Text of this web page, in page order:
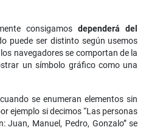
consigamosdependerá del
puede ser distinto según usemos
navegadores se comportan de la
un símbolo gráfico como una
se enumeran elementos sin
ejemplo si decimos “Las personas
Juan, Manuel, Pedro, Gonzalo” se